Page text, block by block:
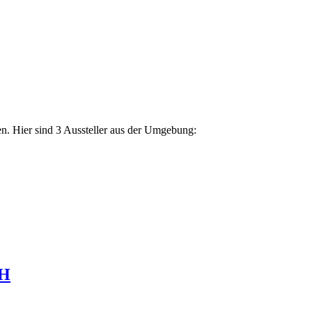
Hier sind 3 Aussteller aus der Umgebung: